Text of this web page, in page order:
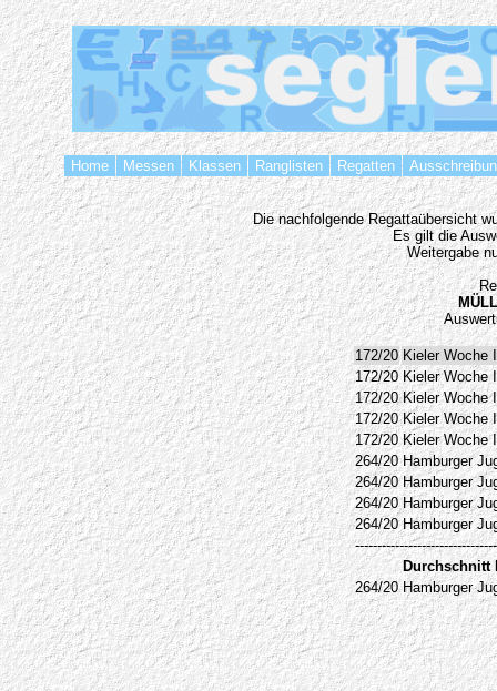
Home Messen Klassen Ranglisten Regatten
Die nachfolgende Regattaübersicht
Es gilt die
Weitergabe
172/20 Kieler Woche
172/20 Kieler Woche
172/20 Kieler Woche
172/20 Kieler Woche
172/20 Kieler Woche
264/20 Hamburger
264/20 Hamburger
264/20 Hamburger
264/20 Hamburger
Durchschnitt
264/20 Hamburger